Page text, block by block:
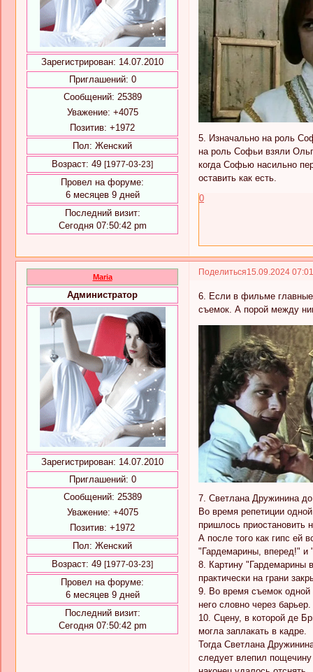
Зарегистрирован: 14.07.2010
Приглашений: 0
Сообщений: 25389
Уважение: +4075
Позитив: +1972
Пол: Женский
Возраст: 49 [1977-03-23]
Провел на форуме:
6 месяцев 9 дней
Последний визит:
Сегодня 07:50:42 pm
5. Изначально на роль
на роль Софьи взяли
когда Софью насильно
оставить как есть.
0
Поделиться15.09.2024
Maria
Администратор
Зарегистрирован: 14.07.2010
Приглашений: 0
Сообщений: 25389
Уважение: +4075
Позитив: +1972
Пол: Женский
Возраст: 49 [1977-03-23]
Провел на форуме:
6 месяцев 9 дней
Последний визит:
Сегодня 07:50:42 pm
6. Если в фильме
съемок. А порой между
7. Светлана Дружинина
Во время репетиции
пришлось приостановить
А после того как гипс ей
"Гардемарины, вперед!" и
8. Картину "Гардемарины
практически на грани
9. Во время съемок одной
него словно через
10. Сцену, в которой де
могла заплакать в кадре.
Тогда Светлана
следует влепил